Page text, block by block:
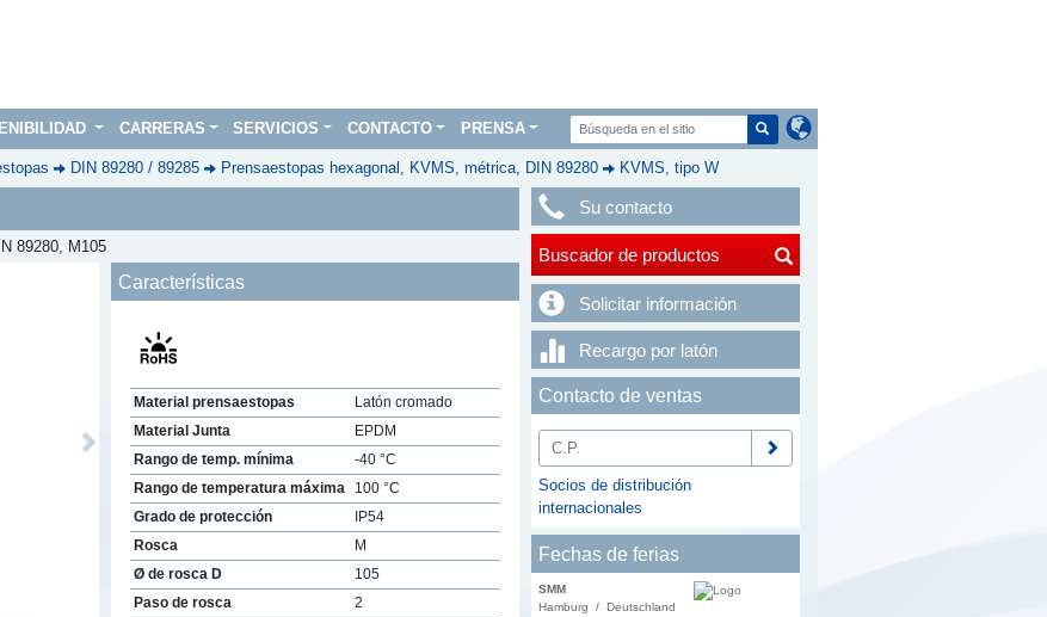
CARRERAS SERVICIOS CONTACTO PRENSA
DIN 89280 / 89285 Prensaestopas hexagonal, KVMS, métrica, DIN 89280 KVMS, tipo W
89280, M105
Next
Características
Material prensaestopas
Latón cromado
Material Junta
EPDM
Rango de temp. mínima
-40 °C
Rango de temperatura máxima
100 °C
Grado de protección
IP54
Rosca
M
Ø de rosca D
105
Paso de rosca
2
Su contacto
Buscador de productos
Solicitar información
Recargo por latón
Contacto de ventas
Socios de distribución
internacionales
Fechas de ferias
SMM
Hamburg / Deutschland